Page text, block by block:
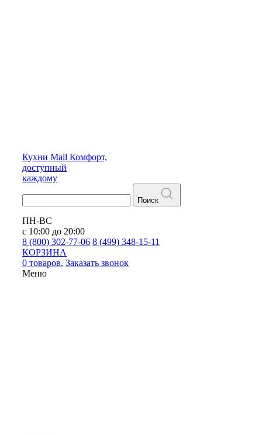
Кухни Mall Комфорт,
доступный
каждому
Поиск
ПН-ВС
с 10:00 до 20:00
8 (800) 302-77-06 8 (499) 348-15-11
КОРЗИНА
0 товаров. Заказать звонок
Меню